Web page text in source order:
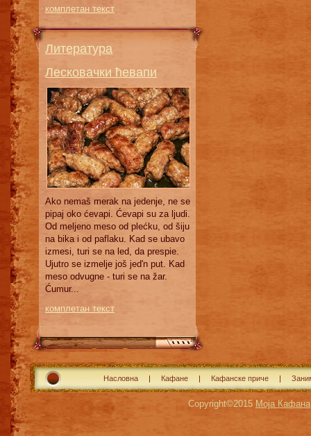
комплетан текст
Литература
Лесковачки ћевапи
Ako nemaš merak na jedenje, ne se
pipaj oko ćevapi. Ćevapi su za ljudi.
Od meljeno meso od plećku, od šiju
na bika i od paflaku. Kad se ubavo
izmesi, turi se na led, da prespie.
Ujutro se izmelje još jed'n put. Kad
meso odvugne - turi se na žar.
Ćumur...
комплетан текст
Насловна Кафане Кафанске приче
Copyright©2015 Моја Кафана